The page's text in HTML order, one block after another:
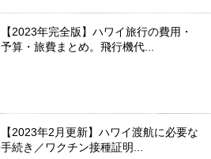
【2023年完全版】ハワイ旅行の費用・
予算・旅費まとめ。飛行機代...
【2023年2月更新】ハワイ渡航に必要な
手続き／ワクチン接種証明...